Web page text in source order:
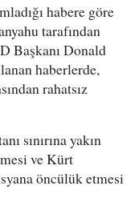
habere göre
tarafından
Başkanı Donald
haberlerde,
rahatsız
sınırına yakın
ve Kürt
öncülük etmesi